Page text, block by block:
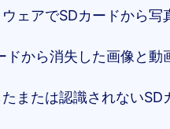
ウェアでSDカードから
ドから消失した画像と動
または認識されない